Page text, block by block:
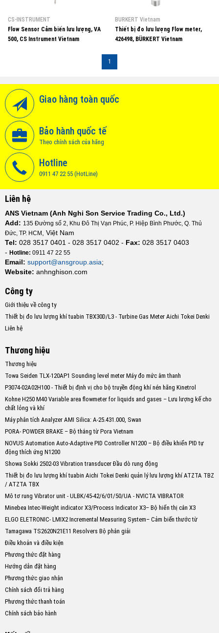
CS-INSTRUMENT
Flow Sensor Cảm biến lưu lượng, VA
500, CS Instrument Vietnam
BÜRKERT Vietnam
Thiết bị đo lưu lượng Flow meter,
426498, BÜRKERT Vietnam
1
Giao hàng toàn quốc
Bảo hành quốc tế
Theo chính sách của hãng
Hotline
0911 47 22 55 (HotLine)
Liên hệ
ANS Vietnam (Anh Nghi Son Service Trading Co., Ltd.)
Add: 135 Đường số 2, Khu Đô Thị Vạn Phúc, P. Hiệp Bình Phước, Q. Thủ
Đức, TP. HCM
, Việt Nam
Tel: 028 3517 0401 - 028 3517 0402 - Fax: 028 3517 0403
- Hotline: 0911 47 22 55
Email: support@ansgroup.asia;
Website: anhnghison.com
Công ty
Giới thiệu về công ty
Thiết bị đo lưu lượng khí tuabin TBX30D/L3 - Turbine Gas Meter Aichi Tokei Denki
Liên hệ
Thương hiệu
Thương hiệu
Towa Seiden TLX-120AP1 Sounding level meter Máy đo mức âm thanh
P3074-02A02H100 - Thiết bị định vị cho bộ truyền động khí nén hãng Kinetrol
Kohne H250 M40 Variable area flowmeter for liquids and gases – Lưu lượng kế cho
chất lỏng và khí
Máy phân tích Analyzer AMI Silica: A-25.431.000, Swan
PORA- POWDER BRAKE – Bộ thắng từ Pora Vietnam
NOVUS Automation Auto-Adaptive PID Controller N1200 – Bộ điều khiển PID tự
động thích ứng N1200
Showa Sokki 2502-03 Vibration transducer Đầu dò rung động
Thiết bị đo lưu lượng khí tuabin Aichi Tokei Denki quản lý lưu lượng khí ATZTA TBZ
/ ATZTA TBX
Mô tơ rung Vibrator unit - ULBK/45-42/6/01/50/UA - NVICTA VIBRATOR
Minebea Intec-Weight indicator X3/Process Indicator X3– Bộ hiển thị cân X3
ELGO ELETRONIC- LMIX2 Incremental Measuring System– Cảm biến thước từ
Tamagawa TS2620N21E11 Resolvers Bộ phân giải
Điều khoản và điều kiện
Phương thức đặt hàng
Hướng dẫn đặt hàng
Phương thức giao nhận
Chính sách đổi trả hàng
Phương thức thanh toán
Chính sách bảo hành